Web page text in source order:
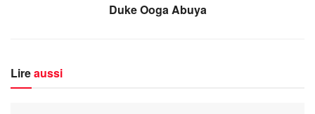
Duke Ooga Abuya
Lireaussi